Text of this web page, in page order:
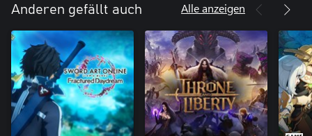
Anderen gefällt auch Alle anzeigen